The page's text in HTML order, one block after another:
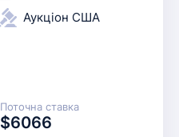
Аукціон США
Поточна ставка
$6066